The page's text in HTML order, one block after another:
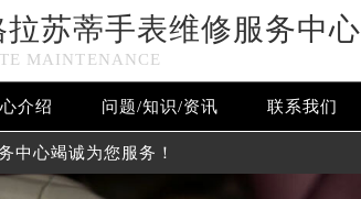
拉苏蒂手表维修服务中心
MAINTENANCE
介绍 问题/知识/资讯 联系我们
中心竭诚为您服务！